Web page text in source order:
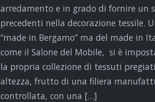
arredamento e in grado di fornire un
precedenti nella decorazione tessile.
“made in Bergamo” ma del made in
come il Salone del Mobile, si è
la propria collezione di tessuti
altezza, frutto di una filiera
controllata, con una […]